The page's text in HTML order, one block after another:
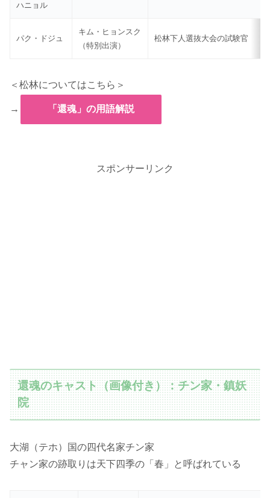
ハニョル
パク・ドジュ
キム・ヒョンスク
（特別出演）
松林下人選抜大会の試験官
＜松林についてはこちら＞
→ 「還魂」の用語解説
スポンサーリンク
還魂のキャスト（画像付き）：チン家・鎮妖
院
大湖（テホ）国の四代名家チン家
チャン家の跡取りは天下四季の「春」と呼ばれている